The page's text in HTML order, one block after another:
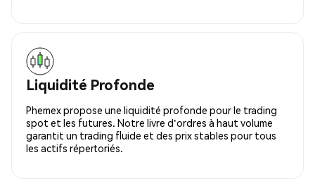
Liquidité Profonde
Phemex propose une liquidité profonde pour le trading
spot et les futures. Notre livre d'ordres à haut volume
garantit un trading fluide et des prix stables pour tous
les actifs répertoriés.